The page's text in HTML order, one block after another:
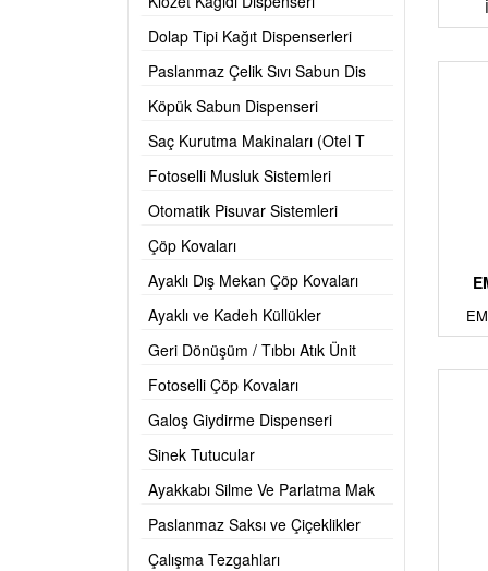
Dolap Tipi Kağıt Dispenserleri
Paslanmaz Çelik Sıvı Sabun Dis
Köpük Sabun Dispenseri
Saç Kurutma Makinaları (Otel T
Fotoselli Musluk Sistemleri
Otomatik Pisuvar Sistemleri
Çöp Kovaları
Ayaklı Dış Mekan Çöp Kovaları
Ayaklı ve Kadeh Küllükler
Geri Dönüşüm / Tıbbı Atık Ünit
Fotoselli Çöp Kovaları
Galoş Giydirme Dispenseri
Sinek Tutucular
Ayakkabı Silme Ve Parlatma Mak
Paslanmaz Saksı ve Çiçeklikler
Çalışma Tezgahları